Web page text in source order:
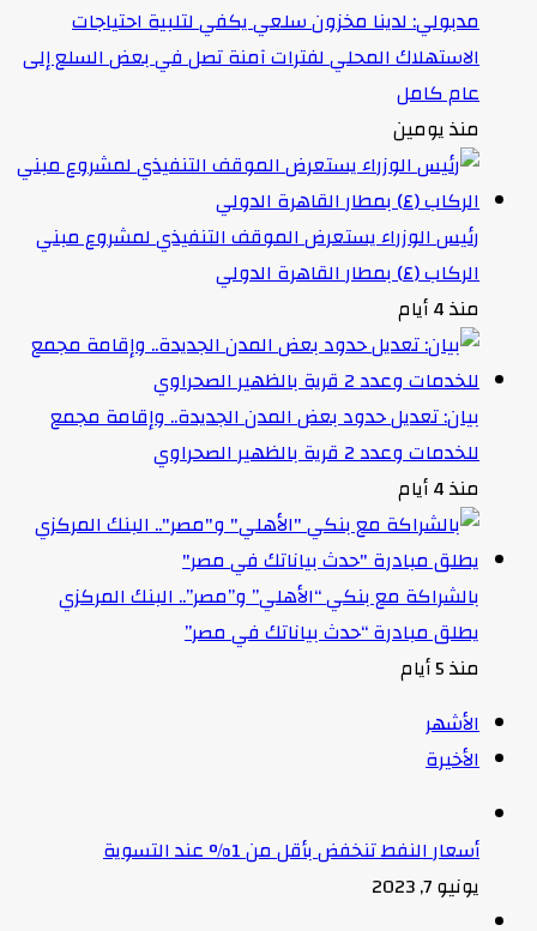
مدبولي: لدينا مخزون سلعي يكفي لتلبية احتياجات
الاستهلاك المحلي لفترات آمنة تصل في بعض السلع إلى
عام كامل
منذ يومين
رئيس الوزراء يستعرض الموقف التنفيذي لمشروع مبني
الركاب (٤) بمطار القاهرة الدولي
منذ 4 أيام
بيان: تعديل حدود بعض المدن الجديدة.. وإقامة مجمع
للخدمات وعدد 2 قرية بالظهير الصحراوي
منذ 4 أيام
بالشراكة مع بنكي “الأهلي” و”مصر”.. البنك المركزي
يطلق مبادرة “حدث بياناتك في مصر”
منذ 5 أيام
الأشهر
الأخيرة
أسعار النفط تنخفض بأقل من 1% عند التسوية
يونيو 7, 2023